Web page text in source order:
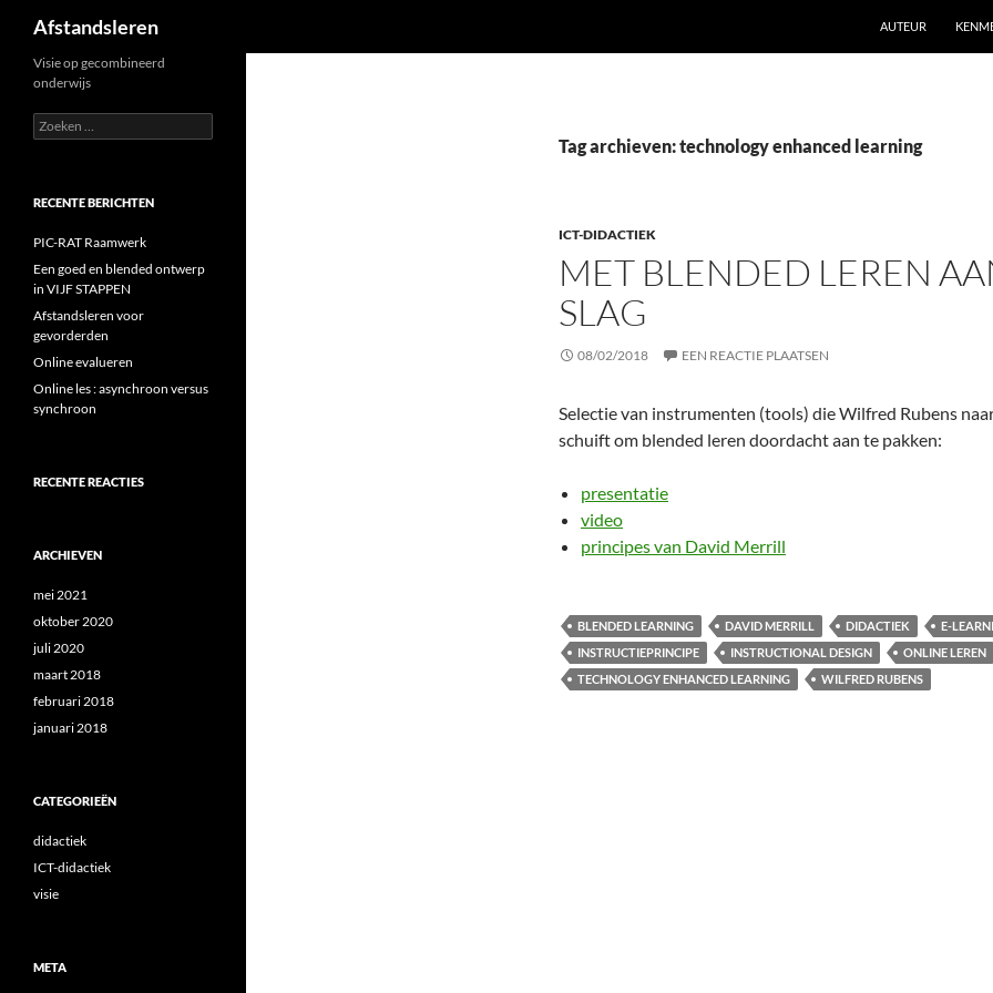
inhoud
Afstandsleren AUTEUR
Tag archieven: technology enhanced learning
ICT-DIDACTIEK
MET BLENDED LEREN
SLAG
08/02/2018 EEN REACTIE PLAATSEN
Selectie van instrumenten (tools) die Wilfred Rubens
schuift om blended leren doordacht aan te pakken:
presentatie
video
principes van David Merrill
BLENDED LEARNING DAVID MERRILL DIDACTIEK
E-
INSTRUCTIEPRINCIPE
INSTRUCTIONAL DESIGN
ONLINE LEREN
TECHNOLOGY ENHANCED LEARNING
WILFRED RUBENS
Visie op gecombineerd
onderwijs
Zoeken
naar:
RECENTE BERICHTEN
PIC-RAT Raamwerk
Een goed en blended ontwerp
in VIJF STAPPEN
Afstandsleren voor
gevorderden
Online evalueren
Online les : asynchroon versus
synchroon
RECENTE REACTIES
ARCHIEVEN
mei 2021
oktober 2020
juli 2020
maart 2018
februari 2018
januari 2018
CATEGORIEËN
didactiek
ICT-didactiek
visie
META